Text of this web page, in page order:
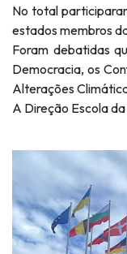
No total
estados membros
Foram debatidas
Democracia, os
Alterações
A Direção Escola